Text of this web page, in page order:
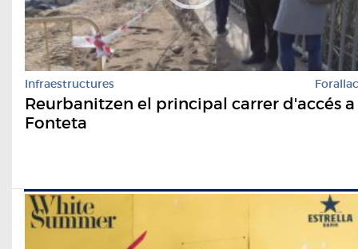
Infraestructures Forallac
Reurbanitzen el principal carrer d'accés a
Fonteta